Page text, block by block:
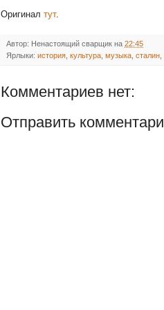
Оригинал тут.
Автор: Ненастоящий сварщик на 22:45
Ярлыки: история культура музыка сталин
Комментариев нет:
Отправить